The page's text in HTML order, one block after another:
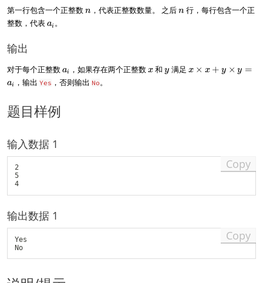
\
d
a
_
\
y
=
第一行包含一个正整数n
n ，代表正整数数量。 之后n
n 行，每行包含一个正
整数，代表a
ai 。
输出
对于每个正整数a
_
i
ai ，如果存在两个正整数x
x 和y
y 满足 x
y
_i
x × x + y × y =
ai ，输出Yes ，否则输出 No 。
题目样例
输入数据 1
2
5
4
Copy
输出数据 1
Yes
No
Copy